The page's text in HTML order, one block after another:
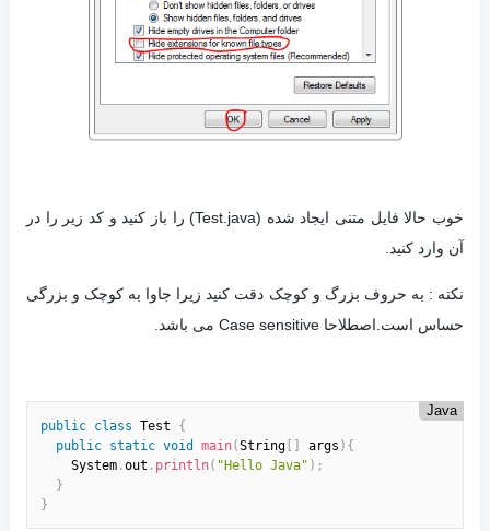
خوب حالا فایل متنی ایجاد شده (Test.java) را باز کنید و کد زیر را در
آن وارد کنید.
نکته : به حروف بزرگ و کوچک دقت کنید زیرا جاوا به کوچک و بزرگی
حساس است.اصطلاحا Case sensitive می باشد.
Java
public class Test
{
public static void main(String [ ] args ) {
    System
.out . println( "Hello Java" ) ;
}
}